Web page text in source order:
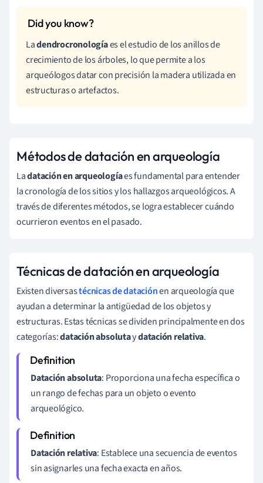
Ladendrocronologíaes el estudio de los anillos de
crecimiento de los árboles, lo que permite a los
arqueólogos datar con precisión la madera utilizada en
estructuras o artefactos.
Métodos de datación en arqueología
Ladatación en arqueologíaes fundamental para entender
la cronología de los sitios y los hallazgos arqueológicos. A
través de diferentes métodos, se logra establecer cuándo
ocurrieron eventos en el pasado.
Técnicas de datación en arqueología
Existen diversastécnicas de dataciónen arqueología que
ayudan a determinar la antigüedad de los objetos y
estructuras. Estas técnicas se dividen principalmente en dos
categorías:datación absolutaydatación relativa.
Datación absoluta: Proporciona una fecha específica o
un rango de fechas para un objeto o evento
arqueológico.
Datación relativa: Establece una secuencia de eventos
sin asignarles una fecha exacta en años.